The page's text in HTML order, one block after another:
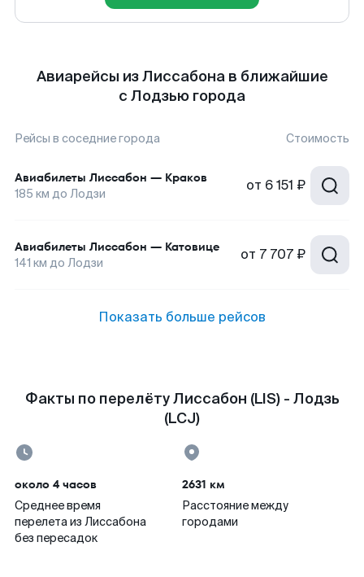
Авиарейсы из Лиссабона в ближайшие
с Лодзью города
Рейсы в соседние города Стоимость
Авиабилеты Лиссабон — Краков
185 км до Лодзи от 6 151 ₽
Авиабилеты Лиссабон — Катовице
141 км до Лодзи от 7 707 ₽
Показать больше рейсов
Факты по перелёту Лиссабон (LIS) - Лодзь
(LCJ)
около 4 часов
Среднее время
перелета из Лиссабона
без пересадок
2631 км
Расстояние между
городами